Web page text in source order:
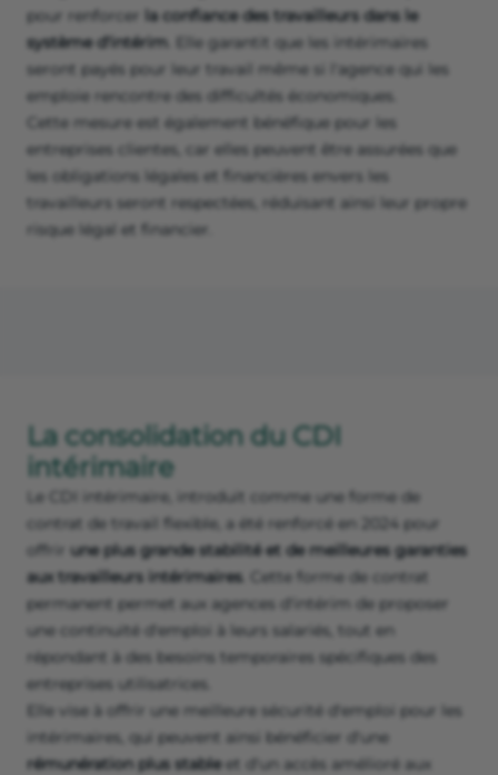
pour renforcer la confiance des travailleurs dans le
système d'intérim . Elle garantit que les intérimaires
seront payés pour leur travail même si l'agence qui les
emploie rencontre des difficultés économiques.
Cette mesure est également bénéfique pour les
entreprises clientes, car elles peuvent être assurées que
les obligations légales et financières envers les
travailleurs seront respectées, réduisant ainsi leur propre
risque légal et financier.
La consolidation du CDI
intérimaire
Le CDI intérimaire, introduit comme une forme de
contrat de travail flexible, a été renforcé en 2024 pour
offrir une plus grande stabilité et de meilleures garanties
aux travailleurs intérimaires. Cette forme de contrat
permanent permet aux agences d'intérim de proposer
une continuité d'emploi à leurs salariés, tout en
répondant à des besoins temporaires spécifiques des
entreprises utilisatrices.
Elle vise à offrir une meilleure sécurité d'emploi pour les
intérimaires, qui peuvent ainsi bénéficier d'une
rémunération plus stableet d'un accès amélioré aux